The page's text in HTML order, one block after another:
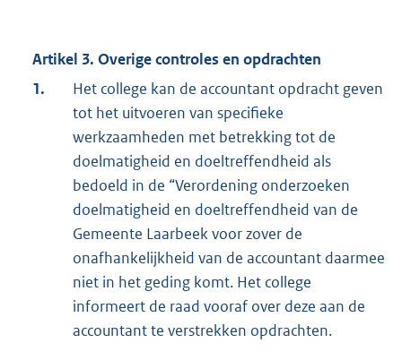
Artikel 3. Overige controles en opdrachten
1.
Het college kan de accountant opdracht geven
tot het uitvoeren van specifieke
werkzaamheden met betrekking tot de
doelmatigheid en doeltreffendheid als
bedoeld in de “Verordening onderzoeken
doelmatigheid en doeltreffendheid van de
Gemeente Laarbeek voor zover de
onafhankelijkheid van de accountant daarmee
niet in het geding komt. Het college
informeert de raad vooraf over deze aan de
accountant te verstrekken opdrachten.